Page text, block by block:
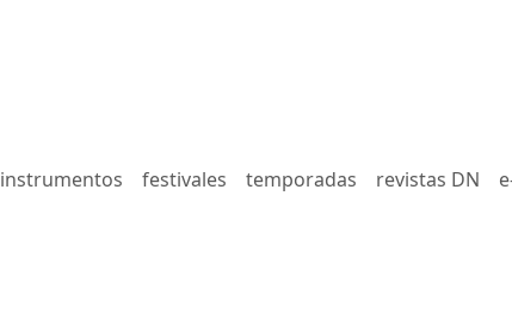
instrumentos festivales temporadas revistas DN